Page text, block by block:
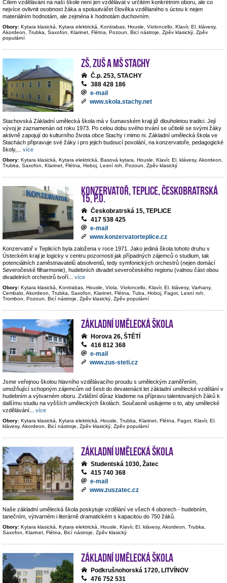
Cílem vzdělávání na naší škole není jen vzdělávat v určitém konkrétním oboru, ale co
nejvíce ovlivnit osobnost žáka a spoluutvářet člověka vzdělaného s úctou k nejen
materiálním hodnotám, ale zejména k hodnotám duchovním.
Obory: Kytara klasická, Kytara elektrická, Kontrabas, Housle, Violoncello, Klavír, El. klávesy,
Akordeon, Trubka, Saxofon, Klarinet, Flétna, Pozoun, Bicí nástroje, Zpěv klasický, Zpěv
populární
ZŠ, ZUŠ a MŠ Stachy
Č.p. 253, STACHY
388 428 186
e-mail
www.skola.stachy.net
Stachovská Základní umělecká škola má v šumavském kraji již dlouholetou tradici. Její
vývoj je zaznamenán od roku 1973. Po celou dobu svého trvání se učitelé se svými žáky
aktivně zapojují do kulturního života obce Stachy i mimo ni. Základní umělecká škola ve
Stachách připravuje své žáky i pro jejich budoucí povolání, na konzervatoře, pedagogické
školy,
více
Obory: Kytara klasická, Kytara elektrická, Basová kytara, Housle, Klavír, El. klávesy, Akordeon,
Trubka, Saxofon, Klarinet, Flétna, Hoboj, Lesní roh, Pozoun, Zpěv klasický
Konzervatoř, Teplice, Českobratrská
15, p.o.
Českobratrská 15, TEPLICE
417 538 425
e-mail
www.konzervatorteplice.cz
Konzervatoř v Teplicích byla založena v roce 1971. Jako jediná škola tohoto druhu v
Ústeckém kraji je logicky v centru pozornosti jak případných zájemců o studium, tak
potenciálních zaměstnavatelů absolventů, tedy symfonických orchestrů (nejen domácí
Severočeské filharmonie), hudebních divadel severočeského regionu (valnou část obou
divadelních orchestrů tvoří
více
Obory: Kytara klasická, Kontrabas, Housle, Viola, Violoncello, Klavír, El. klávesy, Varhany,
Cembalo, Akordeon, Trubka, Saxofon, Klarinet, Flétna, Tuba, Hoboj, Fagot, Lesní roh,
Trombon, Pozoun, Bicí nástroje, Zpěv klasický, Zpěv populární
Základní umělecká škola
Horova 26, ŠTĚTÍ
416 812 368
e-mail
www.zus-steti.cz
Jsme veřejnou školou hlavního vzdělávacího proudu s uměleckým zaměřením,
umožňující schopným zájemcům od šesti do devatenácti let základní umělecké vzdělání v
hudebním a výtvarném oboru. Zvláštní důraz klademe na přípravu talentovaných žáků k
dalšímu studiu na vyšších uměleckých školách. Současně usilujeme o to, aby umělecké
vzdělávání
více
Obory: Kytara klasická, Kytara elektrická, Housle, Trubka, Klarinet, Flétna, Fagot, Klavír, El.
klávesy, Akordeon, Bicí nástroje, Zpěv klasický, Zpěv populární
Základní umělecká škola
Studentská 1030, Žatec
415 740 368
e-mail
www.zuszatec.cz
Naše základní umělecká škola poskytuje vzdělání ve všech 4 oborech - hudebním,
tanečním, výtvarném i literárně dramatickém s kapacitou do 750 žáků.
Obory: Kytara klasická, Kytara elektrická, Housle, Klavír, El. klávesy, Akordeon, Trubka,
Saxofon, Klarinet, Flétna, Bicí nástroje, Zpěv klasický
Základní umělecká škola
Podkrušnohorská 1720, LITVÍNOV
476 752 531